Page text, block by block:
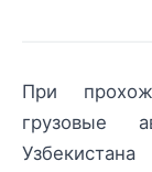
При
грузовые